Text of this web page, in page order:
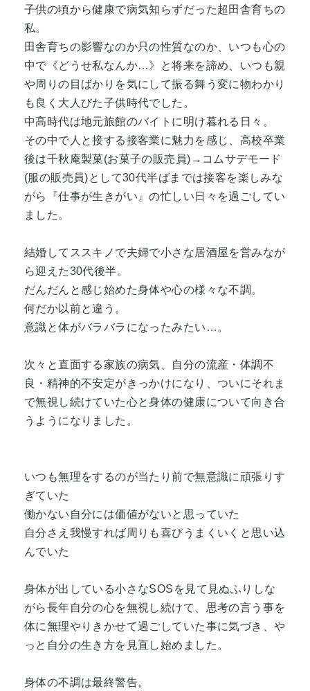
子供の頃から健康で病気知らずだった超田舎育ちの
私。
田舎育ちの影響なのか只の性質なのか、いつも心の
中で《どうせ私なんか…》と将来を諦め、いつも親
や周りの目ばかりを気にして振る舞う変に物わかり
も良く大人びた子供時代でした。
中高時代は地元旅館のバイトに明け暮れる日々。
その中で人と接する接客業に魅力を感じ、高校卒業
後は千秋庵製菓(お菓子の販売員)→コムサデモード
(服の販売員)として30代半ばまでは接客を楽しみな
がら『仕事が生きがい』の忙しい日々を過ごしてい
ました。
結婚してススキノで夫婦で小さな居酒屋を営みなが
ら迎えた30代後半。
だんだんと感じ始めた身体や心の様々な不調。
何だか以前と違う。
意識と体がバラバラになったみたい…。
次々と直面する家族の病気、自分の流産・体調不
良・精神的不安定がきっかけになり、ついにそれま
で無視し続けていた心と身体の健康について向き合
うようになりました。
いつも無理をするのが当たり前で無意識に頑張りす
ぎていた
働かない自分には価値がないと思っていた
自分さえ我慢すれば周りも喜びうまくいくと思い込
んでいた
身体が出している小さなSOSを見て見ぬふりしな
がら長年自分の心を無視し続けて、思考の言う事を
体に無理やりきかせて過ごしていた事に気づき、や
っと自分の生き方を見直し始めました。
身体の不調は最終警告。